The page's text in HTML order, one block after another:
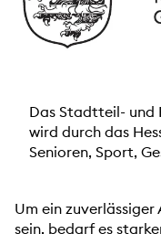
Das Stadtteil- und
wird durch das
Senioren, Sport,
Um ein
sein, bedarf es